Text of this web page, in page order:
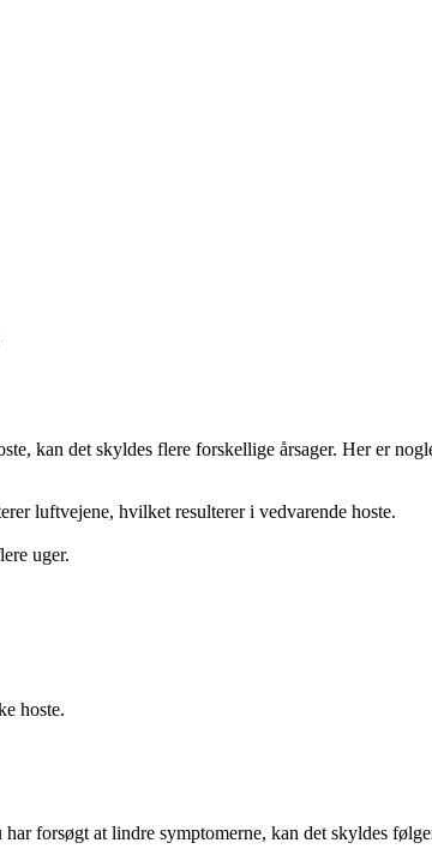
kan det skyldes flere forskellige årsager. Her er
luftvejene, hvilket resulterer i vedvarende hoste.
uger.
hoste.
forsøgt at lindre symptomerne, kan det skyldes